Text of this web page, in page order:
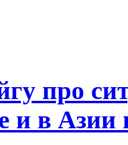
про
и в